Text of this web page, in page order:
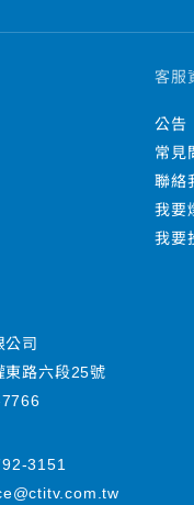
客服
公告
常見
聯絡
我要
我要
公司
東路六段25號
3151